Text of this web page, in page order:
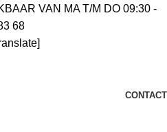
VAN MA T/M DO 09:30 -
68
CONTACT